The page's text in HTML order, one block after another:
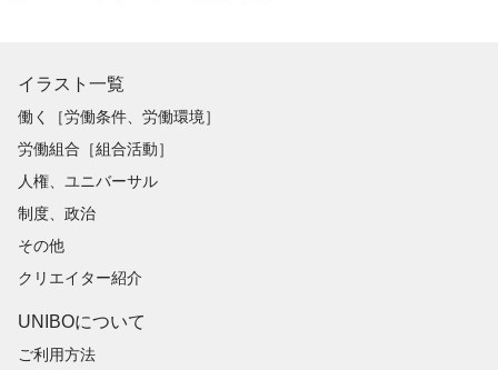
イラスト一覧
働く［労働条件、労働環境］
労働組合［組合活動］
人権、ユニバーサル
制度、政治
その他
クリエイター紹介
UNIBOについて
ご利用方法